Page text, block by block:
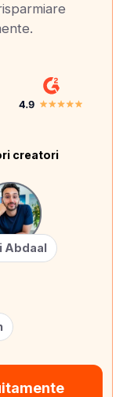
creatori
Abdaal